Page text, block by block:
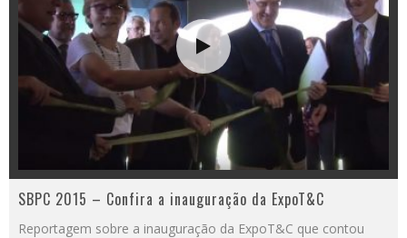
SBPC 2015 – Confira a inauguração da ExpoT&C
Reportagem sobre a inauguração da ExpoT&C que contou